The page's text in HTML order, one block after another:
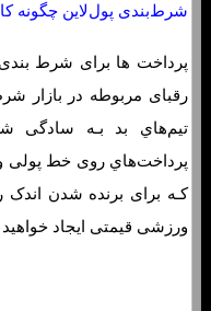
شرط‌بندی پول‌لاین چگونه
پرداخت ها برای شرط
رقبای مربوطه در بازار
تیم‌هاي‌ بد بـه سادگی
پرداخت‌هاي‌ روی خط پولی
کـه برای برنده شدن اندک
ورزشی قیمتی ایجاد